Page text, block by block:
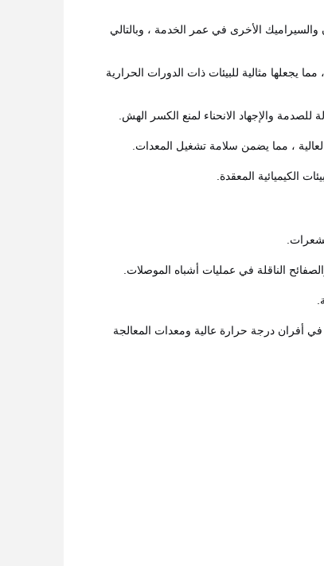
الأخرى في عمر الخدمة ، وبالتالي
مثالية للبيئات ذات الدورات الحرارية
والإجهاد الانحناء لمنع الكسر الهش.
، مما يضمن سلامة تشغيل المعدات.
الكيميائية المعقدة.
درجة حرارة عالية ومعدات المعالجة